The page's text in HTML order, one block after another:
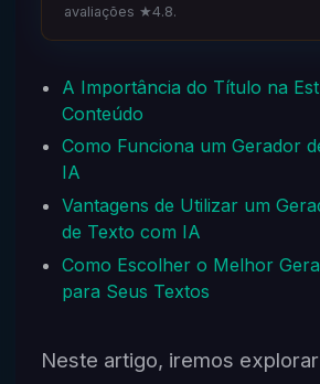
avaliações ★4.8.
A Importância do Título na
Conteúdo
Como Funciona um Gerador
IA
Vantagens de Utilizar um
de Texto com IA
Como Escolher o Melhor
para Seus Textos
Neste artigo, iremos